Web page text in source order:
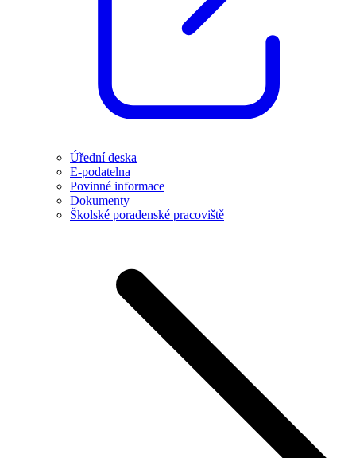
Úřední deska
E-podatelna
Povinné informace
Dokumenty
Školské poradenské pracoviště